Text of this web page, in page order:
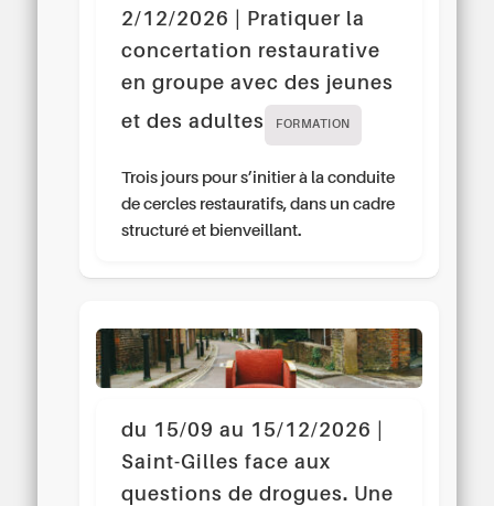
2/12/2026 | Pratiquer la
concertation restaurative
en groupe avec des jeunes
et des adultes
FORMATION
Trois jours pour s’initier à la conduite
de cercles restauratifs, dans un cadre
structuré et bienveillant.
du 15/09 au 15/12/2026 |
Saint-Gilles face aux
questions de drogues. Une